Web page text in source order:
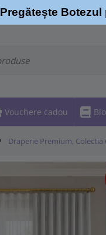
Vouchere cadou
Draperie Premium, Colectia
Pregătește